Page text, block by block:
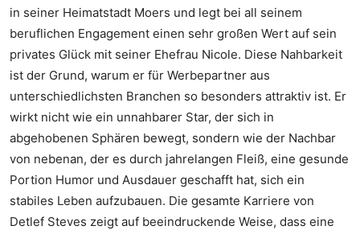
in seiner Heimatstadt Moers und legt bei all seinem
beruflichen Engagement einen sehr großen Wert auf sein
privates Glück mit seiner Ehefrau Nicole. Diese Nahbarkeit
ist der Grund, warum er für Werbepartner aus
unterschiedlichsten Branchen so besonders attraktiv ist. Er
wirkt nicht wie ein unnahbarer Star, der sich in
abgehobenen Sphären bewegt, sondern wie der Nachbar
von nebenan, der es durch jahrelangen Fleiß, eine gesunde
Portion Humor und Ausdauer geschafft hat, sich ein
stabiles Leben aufzubauen. Die gesamte Karriere von
Detlef Steves zeigt auf beeindruckende Weise, dass eine